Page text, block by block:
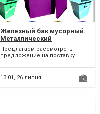
Железный бак мусорный.
Металлический
контейнер для ТБО
мусора, отходов
Предлагаем рассмотреть
предложение на поставку
хранения, сбора и вывоза на
утилиз...
13:01, 26 липня